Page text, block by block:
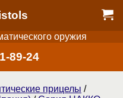
оружия
89-24
прицелы /